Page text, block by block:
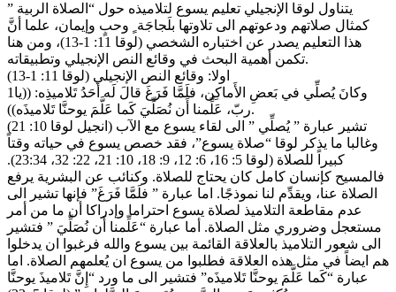
يتناول لوقا الإنجيلي تعليم يسوع لتلاميذه حول “الصلاة الربية ”
كمثال صلاتهم ودعوتهم الى تلاوتها بلَجاجَة ٍ وحبٍ وإيمان، علما أنَّ
هذا التعليم يصدر عن اختباره الشخصي (لوقا 11: 1-13)، ومن هنا
تكمن أهمية البحث في وقائع النص الإنجيلي وتطبيقاته.
اولا: وقائع النص الإنجيلي (لوقا 11: 1-13)
1وكانَ يُصلِّي في بَعضِ الأَماكِن، فلَمَّا فَرَغَ قالَ لَه أَحَدُ تَلاميذِه: ((يا
ربّ، عَلِّمنا أَن نُصَلِّيَ كَما عَلَّمَ يوحنَّا تَلاميذَه)).
تشير عبارة ” يُصلِّي ” الى لقاء يسوع مع الآب (انجيل لوقا 10: 21)
وغالبا ما يذكر لوقا “صلاة يسوع”، فقد خصص يسوع في حياته وقتاً
كبيراً للصلاة (لوقا 5: 16، 6: 12، 9: 18، 10: 21، 22: 32، 23:34).
فالمسيح كإنسان كامل كان يحتاج للصلاة. وكنائب عن البشرية يرفع
الصلاة عنا، ويقدِّم لنا نموذجًا. اما عبارة ” فلَمَّا فَرَغَ” فإنها تشير الى
عدم مقاطعة التلاميذ لصلاة يسوع احتراما وإدراكا أن ما من أمر
مستعجل وضروري مثل الصلاة. أما عبارة “عَلِّمنا أَن نُصَلِّيَ ” فتشير
الى شعور التلاميذ بالعلاقة القائمة بين يسوع والله فرغبوا ان يدخلوا
هم ايضاً في مثل هذه العلاقة فطلبوا من يسوع ان يُعلمهم الصلاة. اما
عبارة “كَما عَلَّمَ يوحنَّا تَلاميذَه” فتشير الى ما ورد “إِنَّ تَلاميذَ يوحنَّا